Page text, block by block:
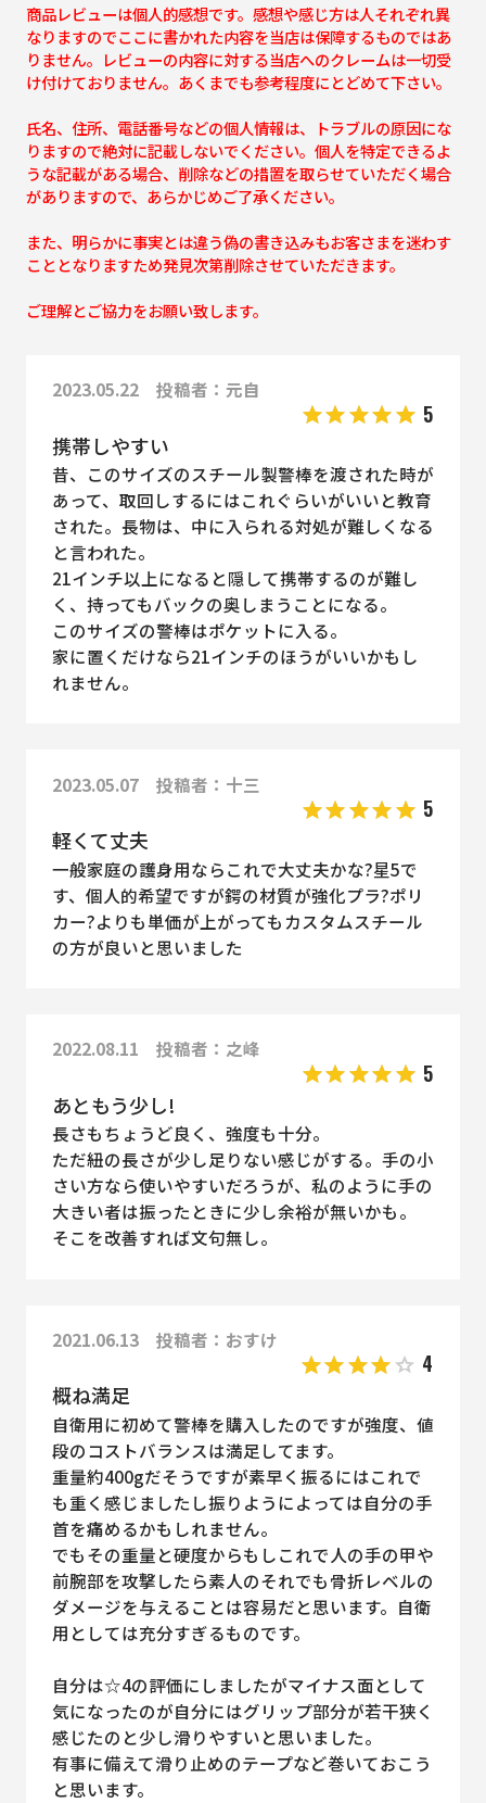
商品レビューは個人的感想です。感想や感じ方は人それぞれ異
なりますのでここに書かれた内容を当店は保障するものではあ
りません。レビューの内容に対する当店へのクレームは一切受
け付けておりません。あくまでも参考程度にとどめて下さい。
氏名、住所、電話番号などの個人情報は、トラブルの原因にな
りますので絶対に記載しないでください。個人を特定できるよ
うな記載がある場合、削除などの措置を取らせていただく場合
がありますので、あらかじめご了承ください。
また、明らかに事実とは違う偽の書き込みもお客さまを迷わす
こととなりますため発見次第削除させていただきます。
ご理解とご協力をお願い致します。
2023.05.22 投稿者：元自
5
携帯しやすい
昔、このサイズのスチール製警棒を渡された時が
あって、取回しするにはこれぐらいがいいと教育
された。長物は、中に入られる対処が難しくなる
と言われた。
21インチ以上になると隠して携帯するのが難し
く、持ってもバックの奥しまうことになる。
このサイズの警棒はポケットに入る。
家に置くだけなら21インチのほうがいいかもし
れません。
2023.05.07 投稿者：十三
5
軽くて丈夫
一般家庭の護身用ならこれで大丈夫かな?星5で
す、個人的希望ですが鍔の材質が強化プラ?ポリ
カー?よりも単価が上がってもカスタムスチール
の方が良いと思いました
2022.08.11 投稿者：之峰
5
あともう少し!
長さもちょうど良く、強度も十分。
ただ紐の長さが少し足りない感じがする。手の小
さい方なら使いやすいだろうが、私のように手の
大きい者は振ったときに少し余裕が無いかも。
そこを改善すれば文句無し。
2021.06.13 投稿者：おすけ
4
概ね満足
自衛用に初めて警棒を購入したのですが強度、値
段のコストバランスは満足してます。
重量約400gだそうですが素早く振るにはこれで
も重く感じましたし振りようによっては自分の手
首を痛めるかもしれません。
でもその重量と硬度からもしこれで人の手の甲や
前腕部を攻撃したら素人のそれでも骨折レベルの
ダメージを与えることは容易だと思います。自衛
用としては充分すぎるものです。
自分は☆4の評価にしましたがマイナス面として
気になったのが自分にはグリップ部分が若干狭く
感じたのと少し滑りやすいと思いました。
有事に備えて滑り止めのテープなど巻いておこう
と思います。